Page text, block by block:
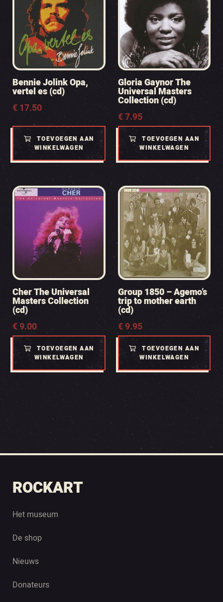
Bennie Jolink Opa,
vertel es (cd)
€17.50
TOEVOEGEN AAN
WINKELWAGEN
Gloria Gaynor The
Universal Masters
Collection (cd)
€7.95
TOEVOEGEN AAN
WINKELWAGEN
Cher The Universal
Masters Collection
(cd)
€9.00
TOEVOEGEN AAN
WINKELWAGEN
Group 1850 – Agemo’s
trip to mother earth
(cd)
€9.95
TOEVOEGEN AAN
WINKELWAGEN
ROCKART
Het museum
De shop
Nieuws
Donateurs